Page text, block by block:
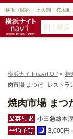
横浜（関内・上大岡・桜木
横浜ナイトnaviTOP > 神
肉市場 まつだ レストラ
焼肉市場 まつ
小田急線本
3,000円